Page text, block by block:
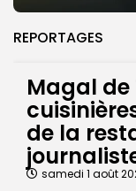
REPORTAGES
Magal de
de la
samedi 1 août